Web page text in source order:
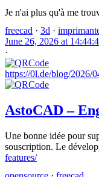
Je n'ai plus qu'à me
freecad · 3d ·
June 26, 2026 at
·
https://0l.de/blog/2026/
AstoCAD –
Une bonne idée pour
souscription. Le
features/